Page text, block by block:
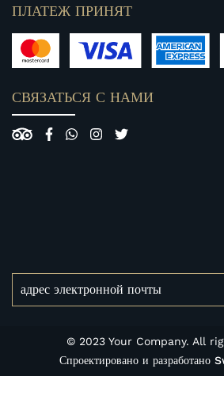
ПЛАТЕЖ ПРИНЯТ
СВЯЗАТЬСЯ С НАМИ
© 2023 Your Company. All
Спроектировано и разработано